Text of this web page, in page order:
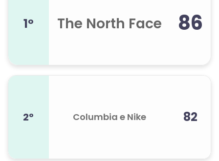
1º The North Face 86
2º Columbia e Nike 82